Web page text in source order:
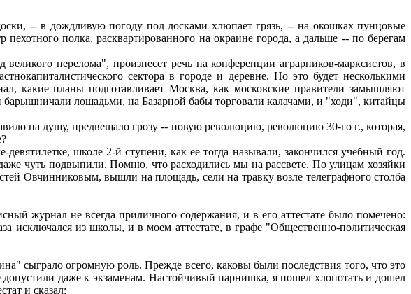
-- в дождливую погоду под досками хлюпает грязь, -- на окошках пунцовые
полка, расквартированного на окраине города, а дальше -- по берегам
перелома", произнесет речь на конференции аграрников-марксистов, в
сектора в городе и деревне. Но это будет несколькими
какие планы подготавливает Москва, как московские правители замышляют
лошадьми, на Базарной бабы торговали калачами, и "ходи", китайцы
на душу, предвещало грозу -- новую революцию, революцию 30-го г., которая,
школе 2-й ступени, как ее тогда называли, закончился учебный год.
чуть подвыпили. Помню, что расходились мы на рассвете. По улицам хозяйки
Овчинниковым, вышли на площадь, сели на травку возле телеграфного столба
журнал не всегда приличного содержания, и в его аттестате было помечено:
исключался из школы, и в моем аттестате, в графе "Общественно-политическая
сыграло огромную роль. Прежде всего, каковы были последствия того, что это
допустили даже к экзаменам. Настойчивый парнишка, я пошел хлопотать и дошел
и сказал: